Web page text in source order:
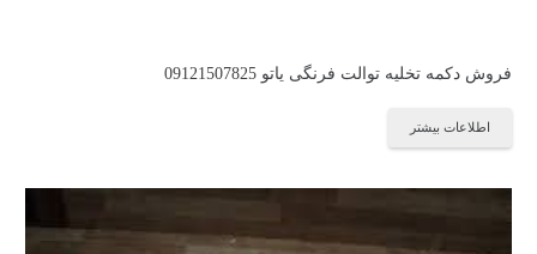
فروش دکمه تخلیه توالت فرنگی یاتو 09121507825
اطلاعات بیشتر